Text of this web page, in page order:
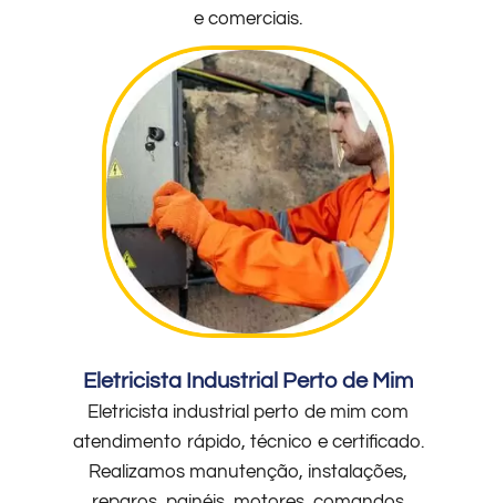
e comerciais.
Eletricista Industrial Perto de Mim
Eletricista industrial perto de mim com
atendimento rápido, técnico e certificado.
Realizamos manutenção, instalações,